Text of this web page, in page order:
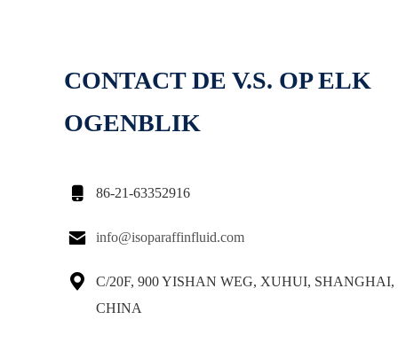
CONTACT DE V.S. OP ELK
OGENBLIK
 86-21-63352916
 info@isoparaffinfluid.com

C/20F, 900 YISHAN WEG, XUHUI, SHANGHAI,
CHINA